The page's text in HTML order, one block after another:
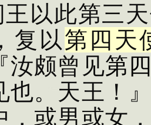
王以此第三
复以 第四天
汝颇曾见第
也。天王！
，或男或女